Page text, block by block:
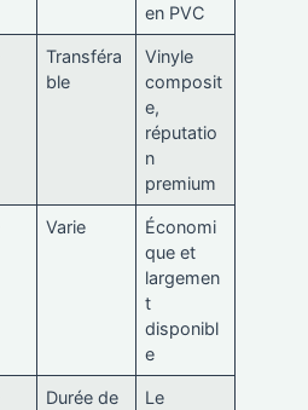
en PVC
Transféra
ble
Vinyle
composit
e,
réputatio
n
premium
Varie
Économi
que et
largemen
t
disponibl
e
Durée de
Le